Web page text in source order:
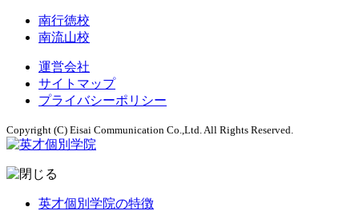
南行徳校
南流山校
運営会社
サイトマップ
プライバシーポリシー
Copyright (C) Eisai Communication Co.,Ltd. All Rights Reserved.
英才個別学院の特徴